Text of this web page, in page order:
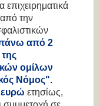
την
από 2
ομίλων
Νόμος".
ευρώ ετησίως,